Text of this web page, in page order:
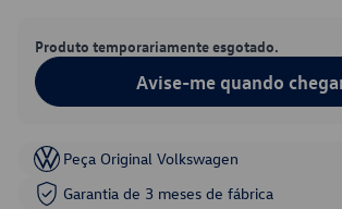
Produto temporariamente esgotado.
Avise-me quando
Peça Original Volkswagen
Garantia de 3 meses de fábrica